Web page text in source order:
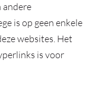
andere
is op geen enkele
websites. Het
is voor